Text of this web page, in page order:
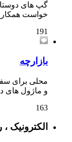
گپ های
خواست
191
بازارچه
محلی برای
و ماژول های
163
الکترونیک